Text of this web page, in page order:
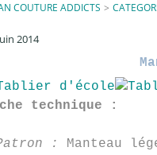
COUTURE ADDICTS >
2014
technique :
:
Manteau